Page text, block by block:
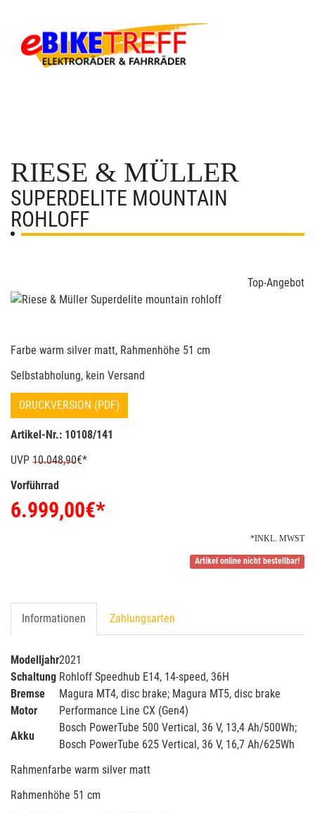
RIESE & MÜLLER
SUPERDELITE MOUNTAIN
ROHLOFF
Top-Angebot
Farbe warm silver matt, Rahmenhöhe 51 cm
Selbstabholung, kein Versand
DRUCKVERSION (PDF)
Artikel-Nr.: 10108/141
UVP 10.048,90€*
Vorführrad
6.999,00€*
*INKL. MWST
Artikel online nicht bestellbar!
Informationen Zahlungsarten
Modelljahr2021
Schaltung Rohloff Speedhub E14, 14-speed, 36H
Bremse
Magura MT4, disc brake; Magura MT5, disc brake
Motor
Performance Line CX (Gen4)
Akku
Bosch PowerTube 500 Vertical, 36 V, 13,4 Ah/500Wh;
Bosch PowerTube 625 Vertical, 36 V, 16,7 Ah/625Wh
Rahmenfarbe warm silver matt
Rahmenhöhe 51 cm